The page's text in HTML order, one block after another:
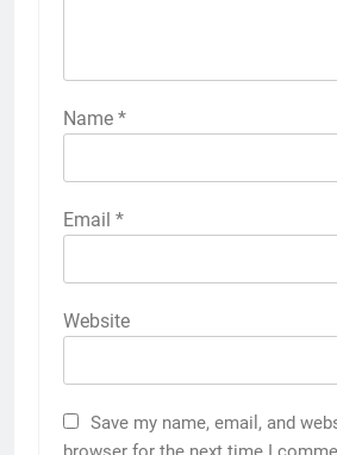
Name *
Email *
Website
Save my name, email, and